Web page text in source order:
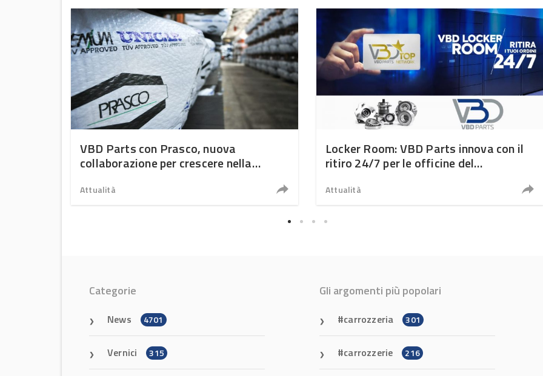
VBD Parts con Prasco, nuova
collaborazione per crescere nella
Attualità
Locker Room: VBD Parts innova con il
ritiro 24/7 per le officine del
Attualità
Categorie
News 4701
Vernici 315
Gli argomenti più popolari
carrozzeria 301
carrozzerie 216